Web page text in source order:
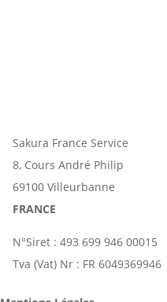
Sakura France Service
8, Cours André Philip
69100 Villeurbanne
FRANCE
N°Siret : 493 699 946 00015
Tva (Vat) Nr : FR 6049369946